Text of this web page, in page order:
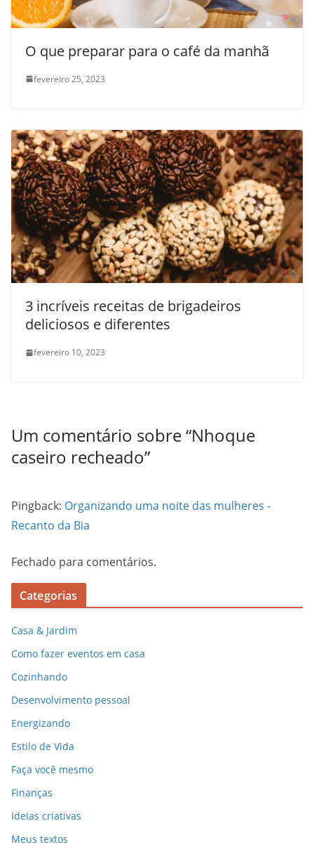
O que preparar para o café da manhã
fevereiro 25, 2023
3 incríveis receitas de brigadeiros
deliciosos e diferentes
fevereiro 10, 2023
Um comentário sobre “Nhoque
caseiro recheado”
Pingback: Organizando uma noite das mulheres -
Recanto da Bia
Fechado para comentários.
Categorias
Casa & Jardim
Como fazer eventos em casa
Cozinhando
Desenvolvimento pessoal
Energizando
Estilo de Vida
Faça você mesmo
Finanças
Ideias criativas
Meus textos